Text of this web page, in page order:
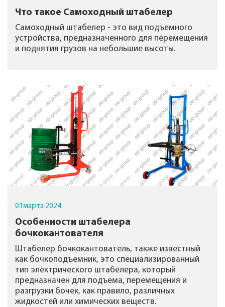
Что такое Самоходный штабелер
Самоходный штабелер - это вид подъемного
устройства, предназначенного для перемещения
и поднятия грузов на небольшие высоты.
01марта 2024
Особенности штабелера
бочкокантователя
Штабелер бочкокантователь, также известный
как бочкоподъемник, это специализированный
тип электрического штабелера, который
предназначен для подъема, перемещения и
разгрузки бочек, как правило, различных
жидкостей или химических веществ.